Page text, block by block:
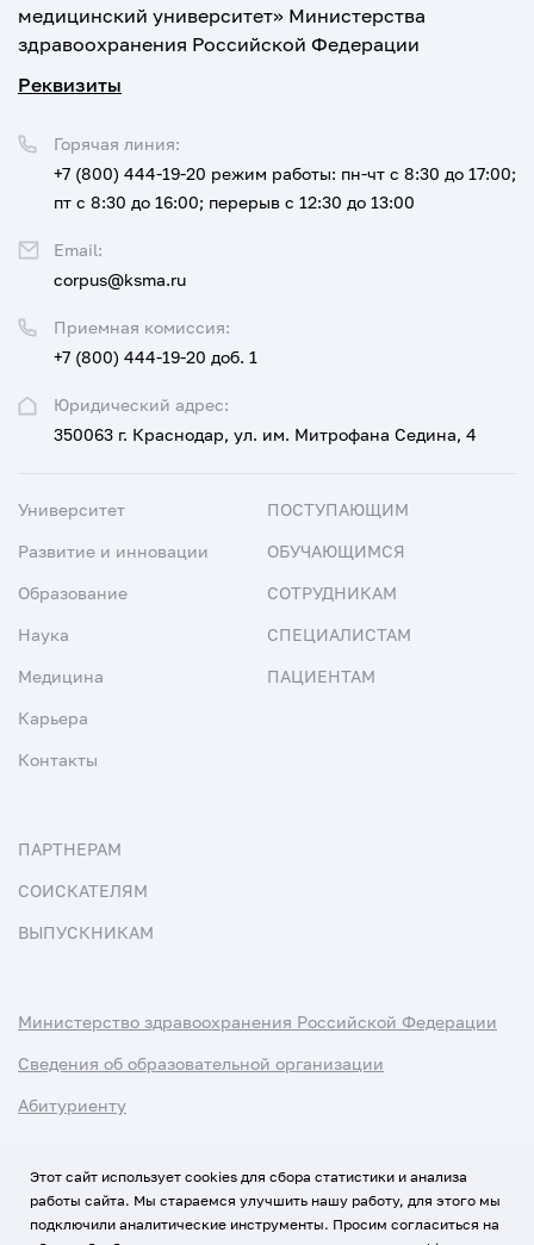
медицинский университет» Министерства
здравоохранения Российской Федерации
Реквизиты
Юридический адрес:
350063 г. Краснодар, ул. им. Митрофана Седина, 4
Приемная комиссия:
+7 (800) 444-19-20 доб. 1
Горячая линия:
+7 (800) 444-19-20 режим работы: пн-чт с 8:30 до 17:00;
пт с 8:30 до 16:00; перерыв с 12:30 до 13:00
Email:
corpus@ksma.ru
Университет
Развитие и инновации
Образование
Наука
Медицина
Карьера
Контакты
ПОСТУПАЮЩИМ
ОБУЧАЮЩИМСЯ
СОТРУДНИКАМ
СПЕЦИАЛИСТАМ
ПАЦИЕНТАМ
ПАРТНЕРАМ
СОИСКАТЕЛЯМ
ВЫПУСКНИКАМ
Министерство здравоохранения Российской Федерации
Сведения об образовательной организации
Абитуриенту
Этот сайт использует cookies для сбора статистики и анализа
работы сайта. Мы стараемся улучшить нашу работу, для этого мы
подключили аналитические инструменты. Просим согласиться на